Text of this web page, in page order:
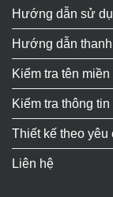
Hướng dẫn sử
Hướng dẫn
Kiểm tra tên miền
Kiểm tra thông
Thiết kế theo yêu
Liên hệ